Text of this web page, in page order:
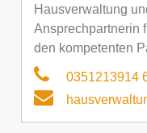
Hausverwaltung
Ansprechpartnerin
den kompetenten
0351213914